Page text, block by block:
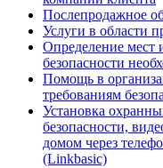
Послепродажное
Услуги в области
Определение мест
безопасности
Помощь в
требованиям
Установка
безопасности,
домом через
(Linkbasic)